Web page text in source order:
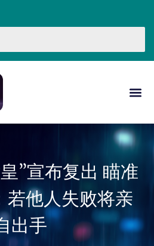
”宣布复出 瞄准
若他人失败将亲
出手